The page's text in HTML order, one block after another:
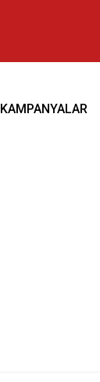
KAMPANYALAR